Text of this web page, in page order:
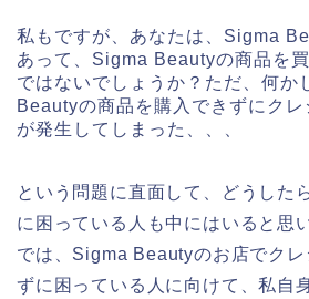
私もですが、あなたは、Sigma
あって、Sigma Beautyの商品を
ではないでしょうか？ただ、何か
Beautyの商品を購入できずにク
が発生してしまった、、、
という問題に直面して、どうした
に困っている人も中にはいると思
では、Sigma Beautyのお店でクレ
ずに困っている人に向けて、私自